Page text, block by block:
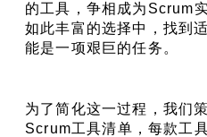
的工具，争相成为Scrum
如此丰富的选择中，找到
能是一项艰巨的任务。
为了简化这一过程，我们
Scrum工具清单，每款工